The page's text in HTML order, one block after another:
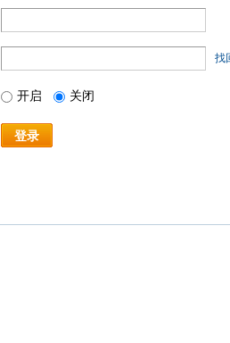
找
开启 关闭
登录